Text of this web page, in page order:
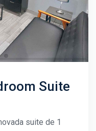
Suite
suite de 1